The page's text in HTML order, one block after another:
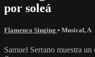
por soleá
Flamenco Singing • Musical, A
Samuel Serrano muestra